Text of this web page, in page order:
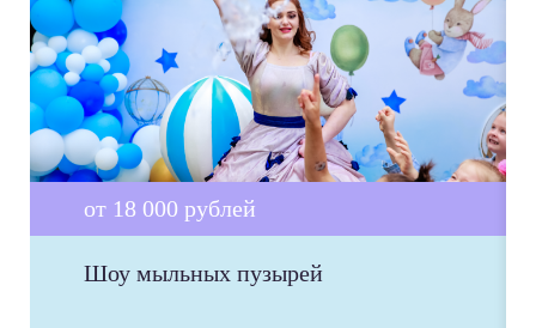
от 18 000 рублей
Шоу мыльных пузырей